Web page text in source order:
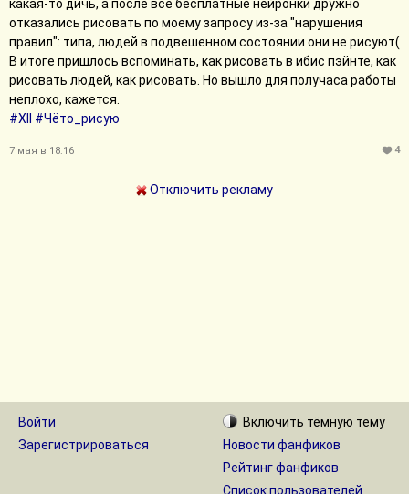
какая-то дичь, а после все бесплатные нейронки дружно
отказались рисовать по моему запросу из-за "нарушения
правил": типа, людей в подвешенном состоянии они не рисуют(
В итоге пришлось вспоминать, как рисовать в ибис пэйнте, как
рисовать людей, как рисовать. Но вышло для получаса работы
неплохо, кажется.
#XII
#Чёто_рисую
7 мая в 18:16 4
Отключить рекламу
Войти
Зарегистрироваться
Включить тёмную тему
Новости фанфиков
Рейтинг фанфиков
Список пользователей